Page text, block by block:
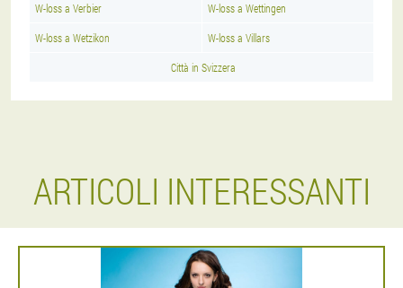
W-loss a Verbier W-loss a Wettingen
W-loss a Wetzikon W-loss a Villars
Città in Svizzera
ARTICOLI INTERESSANTI